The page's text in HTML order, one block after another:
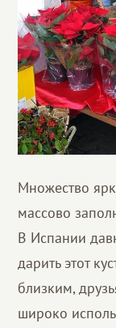
Множество
массово
В Испании
дарить этот
близким,
широко